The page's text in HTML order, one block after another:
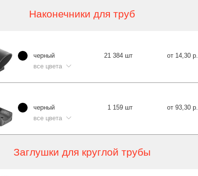
Наконечники для труб
черный
все цвета
21 384 шт от 14,30 р.
черный
все цвета
1 159 шт от 93,30 р.
Заглушки для круглой трубы